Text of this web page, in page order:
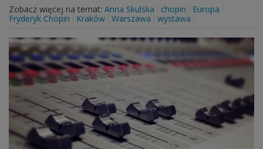
Zobacz więcej na temat: Anna Skulska chopin
Europa
Fryderyk Chopin
Kraków Warszawa wystawa